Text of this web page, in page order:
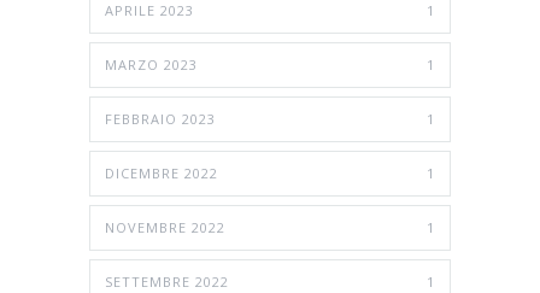
APRILE 2023 1
MARZO 2023 1
FEBBRAIO 2023 1
DICEMBRE 2022 1
NOVEMBRE 2022 1
SETTEMBRE 2022 1